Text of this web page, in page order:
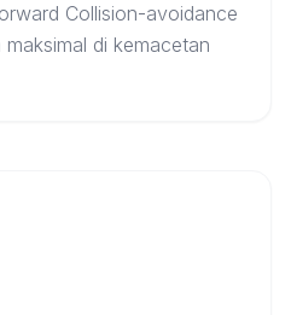
Collision-avoidance
di kemacetan